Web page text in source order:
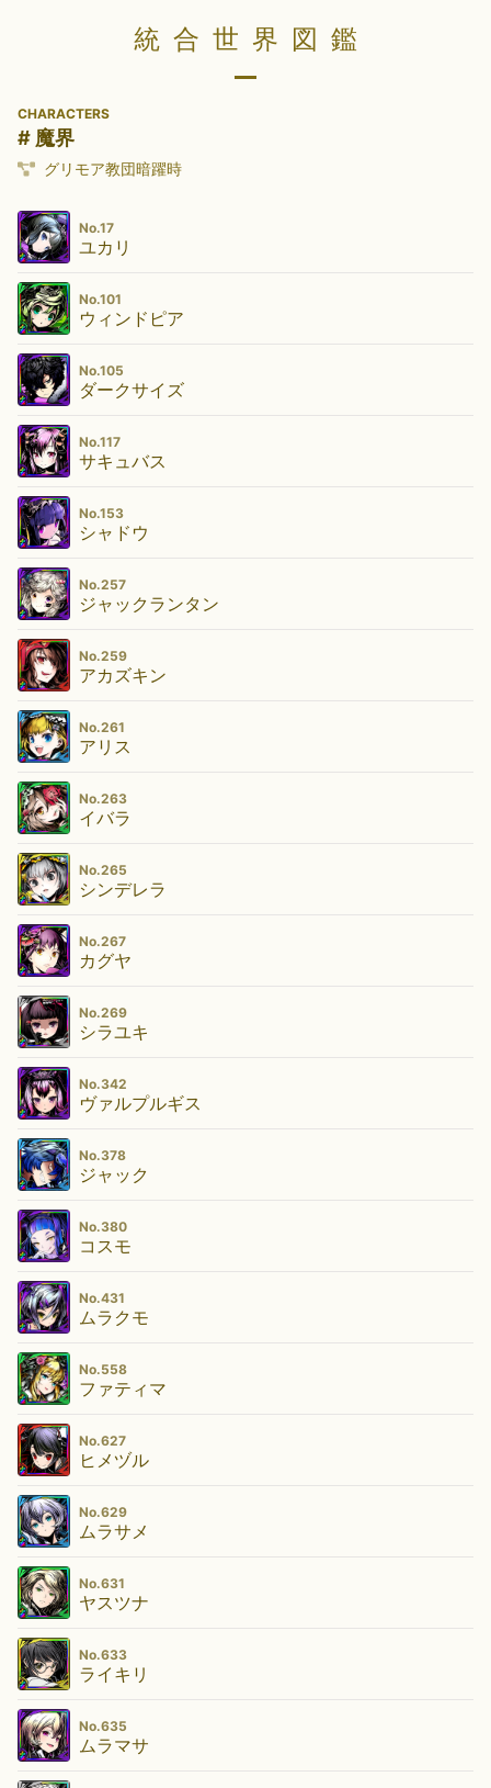
統合世界図鑑
CHARACTERS
# 魔界
グリモア教団暗躍時
No.17
ユカリ
No.101
ウィンドピア
No.105
ダークサイズ
No.117
サキュバス
No.153
シャドウ
No.257
ジャックランタン
No.259
アカズキン
No.261
アリス
No.263
イバラ
No.265
シンデレラ
No.267
カグヤ
No.269
シラユキ
No.342
ヴァルプルギス
No.378
ジャック
No.380
コスモ
No.431
ムラクモ
No.558
ファティマ
No.627
ヒメヅル
No.629
ムラサメ
No.631
ヤスツナ
No.633
ライキリ
No.635
ムラマサ